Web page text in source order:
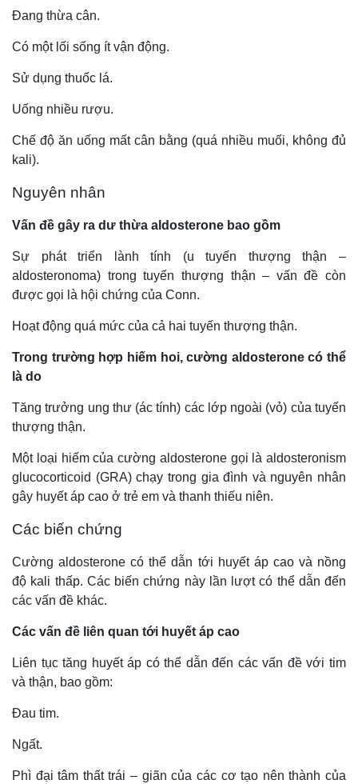
Đang thừa cân.
Có một lối sống ít vận động.
Sử dụng thuốc lá.
Uống nhiều rượu.
Chế độ ăn uống mất cân bằng (quá nhiều muối, không đủ
kali).
Nguyên nhân
Vấn đề gây ra dư thừa aldosterone bao gồm
Sự phát triển lành tính (u tuyến thượng thận –
aldosteronoma) trong tuyến thượng thận – vấn đề còn
được gọi là hội chứng của Conn.
Hoạt động quá mức của cả hai tuyến thượng thận.
Trong trường hợp hiếm hoi, cường aldosterone có thể
là do
Tăng trưởng ung thư (ác tính) các lớp ngoài (vỏ) của tuyến
thượng thận.
Một loại hiếm của cường aldosterone gọi là aldosteronism
glucocorticoid (GRA) chạy trong gia đình và nguyên nhân
gây huyết áp cao ở trẻ em và thanh thiếu niên.
Các biến chứng
Cường aldosterone có thể dẫn tới huyết áp cao và nồng
độ kali thấp. Các biến chứng này lần lượt có thể dẫn đến
các vấn đề khác.
Các vấn đề liên quan tới huyết áp cao
Liên tục tăng huyết áp có thể dẫn đến các vấn đề với tim
và thận, bao gồm:
Đau tim.
Ngất.
Phì đại tâm thất trái – giãn của các cơ tạo nên thành của